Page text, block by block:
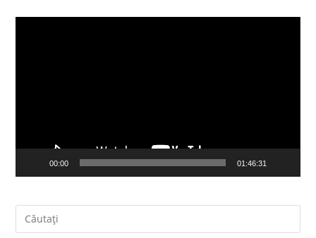
00:00 01:46:31